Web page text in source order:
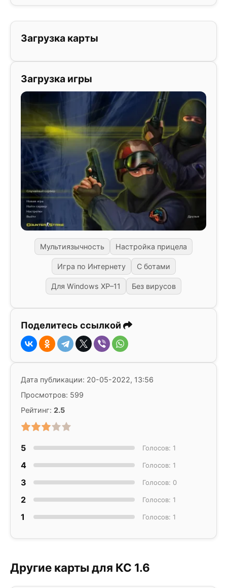
Загрузка карты
Загрузка игры
Мультиязычность Настройка прицела
Игра по Интернету С ботами
Для Windows XP–11 Без вирусов
Поделитесь ссылкой
Дата публикации: 20-05-2022, 13:56
Просмотров: 599
Рейтинг: 2.5
5 Голосов: 1
4 Голосов: 1
3 Голосов: 0
2 Голосов: 1
1 Голосов: 1
Другие карты для КС 1.6